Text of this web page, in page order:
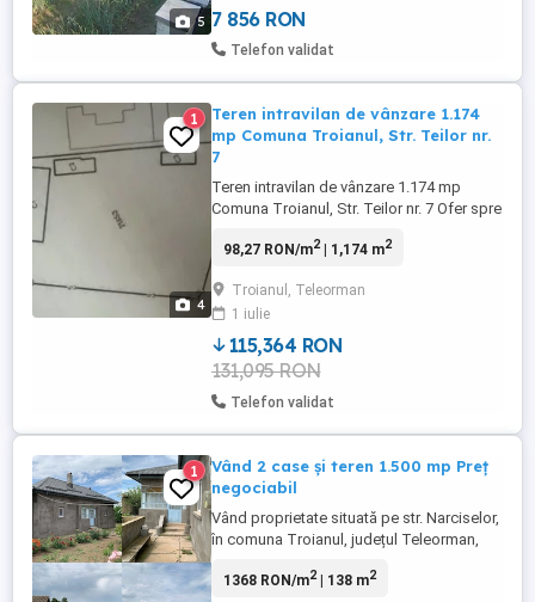
5
curte de ...
7 856 RON
Telefon validat
4
1
Teren intravilan de vânzare 1.174
mp Comuna Troianul, Str. Teilor nr.
7
Teren intravilan de vânzare 1.174 mp
Comuna Troianul, Str. Teilor nr. 7 Ofer spre
suprafață de 1.174 mp, deschidere 25 m,
Teleorman, pe strada Teilor nr. 7 o zonă
liniștită, ideală pentru construcția unei
case sau deschiderea ...
98,27 RON/m2| 1,174 m2
Troianul, Teleorman
1 iulie
115,364 RON
131,095 RON
Telefon validat
1
Vând 2 case și teren 1.500 mp Preț
negociabil
Vând proprietate situată pe str. Narciselor,
în comuna Troianul, județul Teleorman,
gospodărească și teren intravilan de 1.500
1368 RON/m2| 138 m2